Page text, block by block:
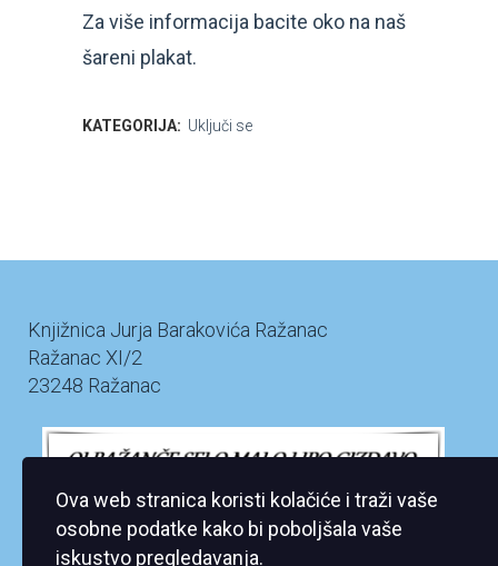
Za više informacija bacite oko na naš
šareni plakat.
KATEGORIJA: Uključi se
Knjižnica Jurja Barakovića Ražanac
Ražanac XI/2
23248 Ražanac
Ova web stranica koristi kolačiće i traži vaše
osobne podatke kako bi poboljšala vaše
iskustvo pregledavanja.